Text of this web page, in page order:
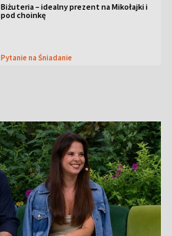
Biżuteria – idealny prezent na Mikołajki i
pod choinkę
Pytanie na Śniadanie